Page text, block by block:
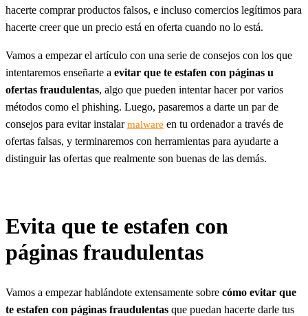
hacerte comprar productos falsos, e incluso comercios legítimos para
hacerte creer que un precio está en oferta cuando no lo está.
Vamos a empezar el artículo con una serie de consejos con los que
intentaremos enseñarte a evitar que te estafen con páginas u
ofertas fraudulentas, algo que pueden intentar hacer por varios
métodos como el phishing. Luego, pasaremos a darte un par de
consejos para evitar instalarmalware en tu ordenador a través de
ofertas falsas, y terminaremos con herramientas para ayudarte a
distinguir las ofertas que realmente son buenas de las demás.
Evita que te estafen con
páginas fraudulentas
Vamos a empezar hablándote extensamente sobre cómo evitar que
te estafen con páginas fraudulentas que puedan hacerte darle tus